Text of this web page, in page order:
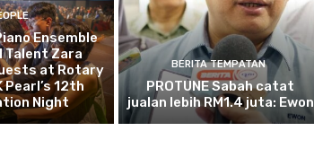
Ensemble
Talent Zara
at Rotary
Pearl’s 12th
Night
BERITA TEMPATAN
PROTUNE Sabah catat
jualan lebih RM1.4 juta: Ewon